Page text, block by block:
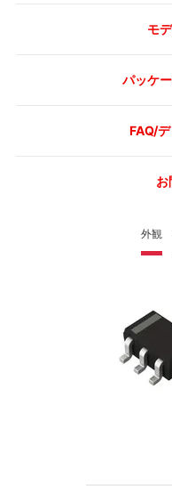
外観
モ
パッケ
FAQ/
お